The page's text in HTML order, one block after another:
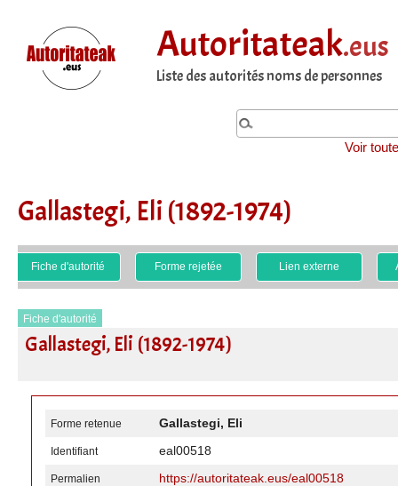
Autoritateak.eus
Liste des autorités noms de personnes
Voir
Gallastegi, Eli (1892-1974)
Fiche d'autorité Forme rejetée Lien externe
Fiche d'autorité
Gallastegi, Eli (1892-1974)
Forme retenue Gallastegi, Eli
Identifiant eal00518
Permalien https://autoritateak.eus/eal00518